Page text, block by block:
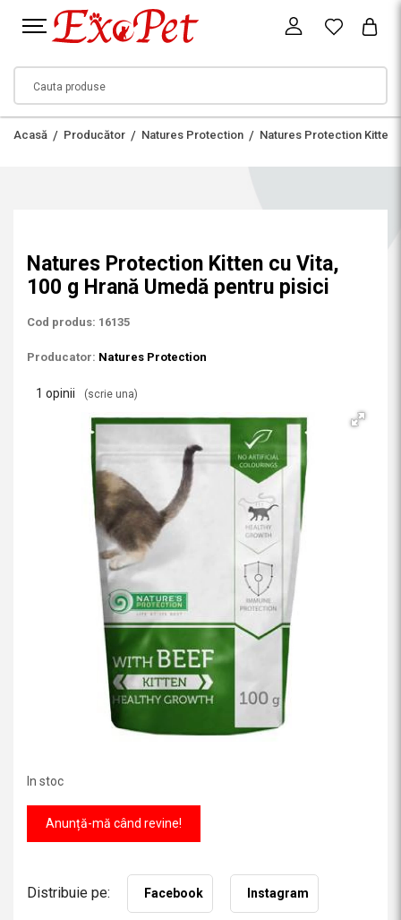
Acasă Producător Natures Protection Natures Protection Kitten
Natures Protection Kitten cu Vita,
100 g Hrană Umedă pentru pisici
Cod produs: 16135
Producator: Natures Protection
1 opinii (scrie una)
In stoc
Anunță-mă când revine!
Distribuie pe: Facebook Instagram